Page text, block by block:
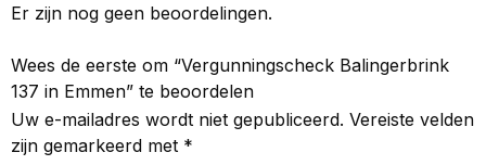
Er zijn nog geen beoordelingen.
Wees de eerste om “Vergunningscheck Balingerbrink
137 in Emmen” te beoordelen
Uw e-mailadres wordt niet gepubliceerd. Vereiste velden
zijn gemarkeerd met *